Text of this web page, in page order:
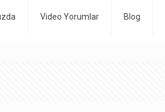
Video Yorumlar Blog